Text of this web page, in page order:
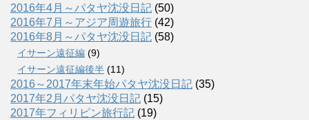
2016年4月～パタヤ沈没日記 (50)
2016年7月～アジア周遊旅行 (42)
2016年8月～パタヤ沈没日記 (58)
イサーン遠征編 (9)
イサーン遠征編後半 (11)
2016～2017年末年始パタヤ沈没日記 (35)
2017年2月パタヤ沈没日記 (15)
2017年フィリピン旅行記 (19)